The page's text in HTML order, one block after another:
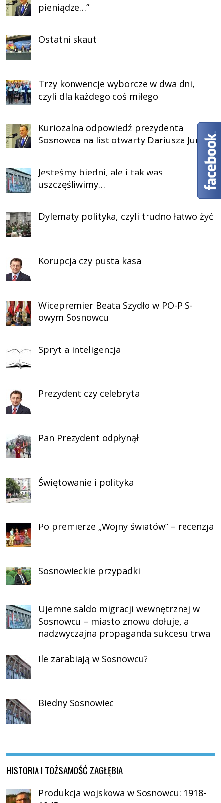
pieniądze…”
Ostatni skaut
Trzy konwencje wyborcze w dwa dni,
czyli dla każdego coś miłego
Kuriozalna odpowiedź prezydenta
Sosnowca na list otwarty Dariusza Jurka
Jesteśmy biedni, ale i tak was
uszczęśliwimy…
Dylematy polityka, czyli trudno łatwo żyć
Korupcja czy pusta kasa
Wicepremier Beata Szydło w PO-PiS-
owym Sosnowcu
Spryt a inteligencja
Prezydent czy celebryta
Pan Prezydent odpłynął
Świętowanie i polityka
Po premierze „Wojny światów” – recenzja
Sosnowieckie przypadki
Ujemne saldo migracji wewnętrznej w
Sosnowcu – miasto znowu dołuje, a
nadzwyczajna propaganda sukcesu trwa
Ile zarabiają w Sosnowcu?
Biedny Sosnowiec
HISTORIA I TOŻSAMOŚĆ ZAGŁĘBIA
Produkcja wojskowa w Sosnowcu: 1918-